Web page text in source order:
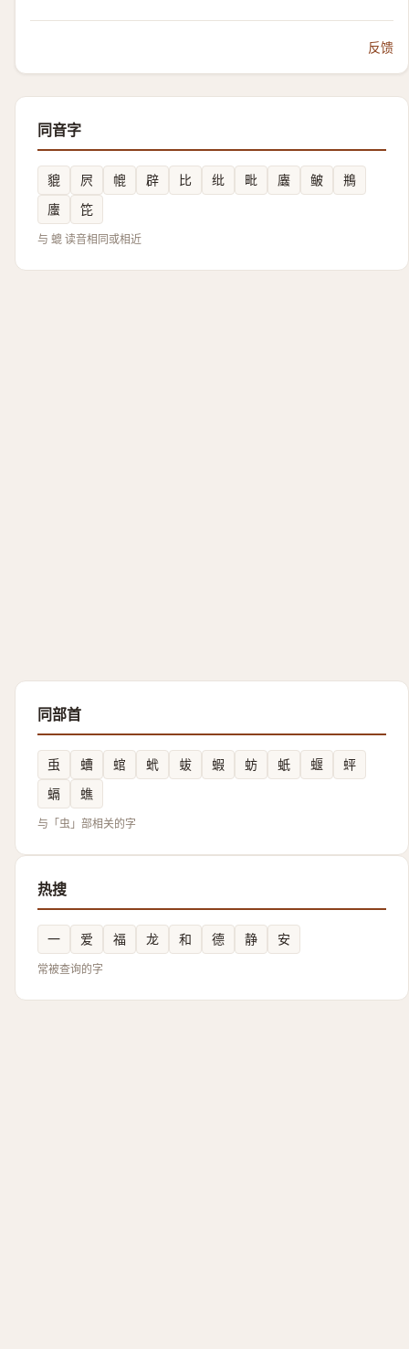
反馈
同音字
貔 屄 㡙 辟 比 纰 毗 蠯 鲏
鵧
螷
笓
与 螕 读音相同或相近
同部首
䖝 螬 䗆 蚮 蛂 蝦 蚄 蚔 蝘
蚲
螎
蟭
与「虫」部相关的字
热搜
一 爱 福 龙 和 德 静 安
常被查询的字